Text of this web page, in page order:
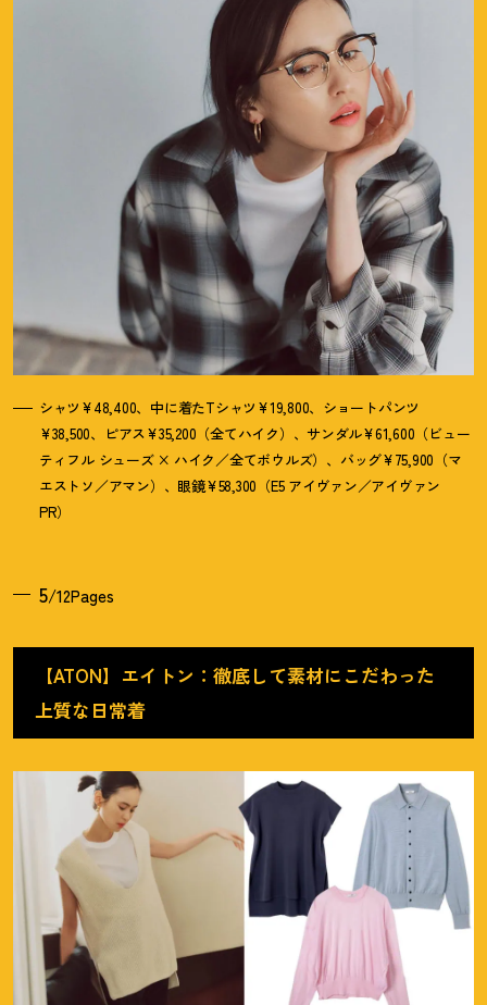
シャツ¥48,400、中に着たTシャツ¥19,800、ショートパンツ
¥38,500、ピアス¥35,200（全てハイク）、サンダル¥61,600（ビュー
ティフル シューズ × ハイク／全てボウルズ）、バッグ¥75,900（マ
エストソ／アマン）、眼鏡¥58,300（E5 アイヴァン／アイヴァン
PR）
5/12Pages
【ATON】エイトン：徹底して素材にこだわった
上質な日常着